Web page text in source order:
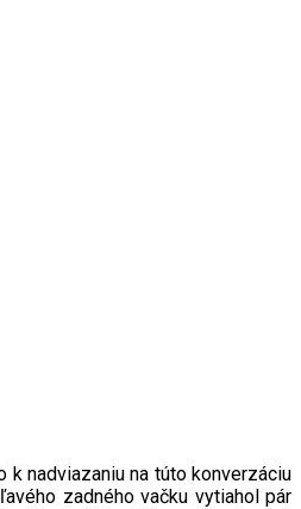
nadviazaniu na túto konverzáciu
zadného vačku vytiahol pár